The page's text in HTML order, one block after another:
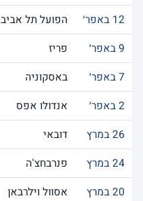
12 באפר׳
הפועל תל אביב
9 באפר׳
פריז
7 באפר׳
באסקוניה
2 באפר׳
אנדולו אפס
26 במרץ
דובאי
24 במרץ
פנרבחצ'ה
20 במרץ
אסוול וילרבאן